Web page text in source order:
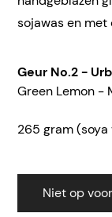
sojawas en
Geur No.2 -
Green Lemon -
265 gram
Niet op